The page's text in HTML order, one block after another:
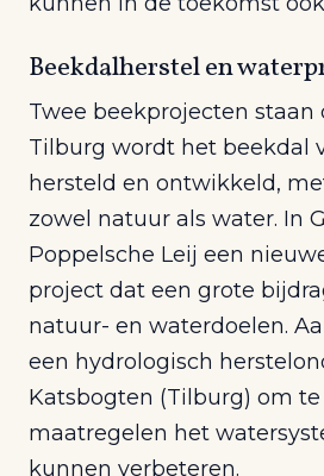
Beekdalherstel en
Twee beekprojecten staan
Tilburg wordt het beekdal
hersteld en ontwikkeld,
zowel natuur als water. In
Poppelsche Leij een
project dat een grote
natuur- en waterdoelen.
een hydrologisch
Katsbogten (Tilburg) om
maatregelen het
kunnen verbeteren.